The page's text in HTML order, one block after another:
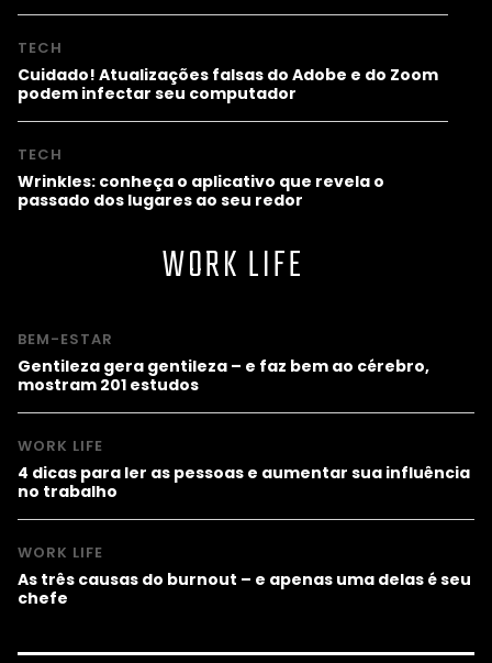
TECH
Cuidado! Atualizações falsas do Adobe e do Zoom
podem infectar seu computador
TECH
Wrinkles: conheça o aplicativo que revela o
passado dos lugares ao seu redor
WORK LIFE
BEM-ESTAR
Gentileza gera gentileza – e faz bem ao cérebro,
mostram 201 estudos
WORK LIFE
4 dicas para ler as pessoas e aumentar sua influência
no trabalho
WORK LIFE
As três causas do burnout – e apenas uma delas é seu
chefe